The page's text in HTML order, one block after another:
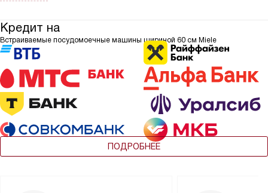
Кредит на
Встраиваемые посудомоечные машины шириной 60 см Miele
ПОДРОБНЕЕ